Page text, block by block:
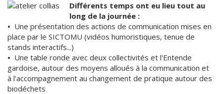
Différents temps ont eu lieu tout au
long de la journée :
• Une présentation des actions de communication mises en
place par le SICTOMU (vidéos humoristiques, tenue de
stands interactifs...)
• Une table ronde avec deux collectivités et l'Entende
gardoise, autour des moyens alloués à la communication et
à l'accompagnement au changement de pratique autour des
biodéchets